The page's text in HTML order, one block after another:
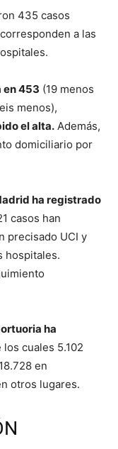
435 casos
a las
en 453 (19 menos
menos),
el alta. Además,
domiciliario por
ha registrado
casos han
precisado UCI y
hospitales.
ha
los cuales 5.102
en
otros lugares.